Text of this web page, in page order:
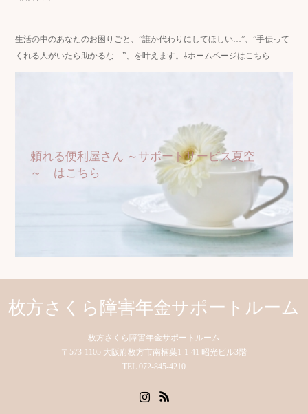
生活の中のあなたのお困りごと、”誰か代わりにしてほしい…”、”手伝って
くれる人がいたら助かるな…”、を叶えます。⇩ホームページはこちら
頼れる便利屋さん ～サポートサービス夏空
～ はこちら
枚方さくら障害年金サポートルーム
枚方さくら障害年金サポートルーム
〒573-1105 大阪府枚方市南楠葉1-1-41 昭光ビル3階
TEL.072-845-4210